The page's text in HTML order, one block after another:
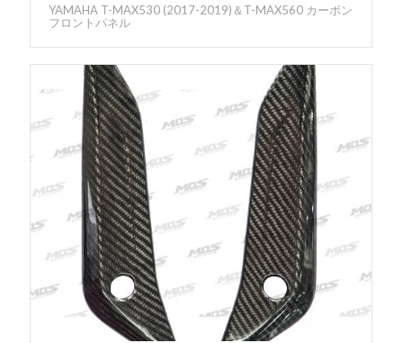
YAMAHA T-MAX530 (2017-2019)＆T-MAX560 カーボン
フロントパネル